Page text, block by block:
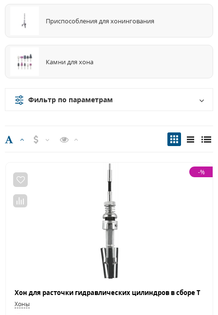
Приспособления для хонингования
Камни для хона
Фильтр по параметрам
-%
Хоны